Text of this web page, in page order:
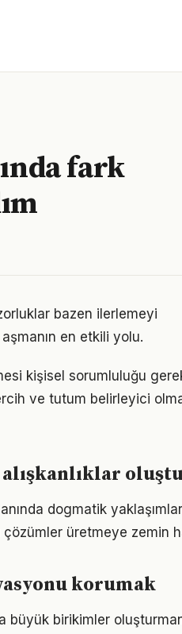
fark
bazen ilerlemeyi
en etkili yolu.
kişisel sorumluluğu
ve tutum belirleyici
dogmatik
üretmeye zemin
korumak
büyük birikimler